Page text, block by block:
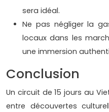
sera idéal.
Ne pas négliger la
locaux dans les
une immersion
Conclusion
Un circuit de 15 jours au
entre découvertes